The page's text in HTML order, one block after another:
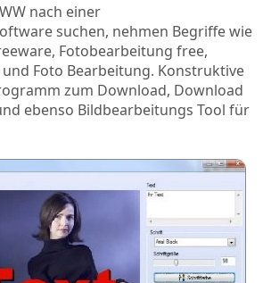
nach einer
suchen, nehmen Begriffe wie
Fotobearbeitung free,
Foto Bearbeitung. Konstruktive
zum Download, Download
ebenso Bildbearbeitungs Tool für